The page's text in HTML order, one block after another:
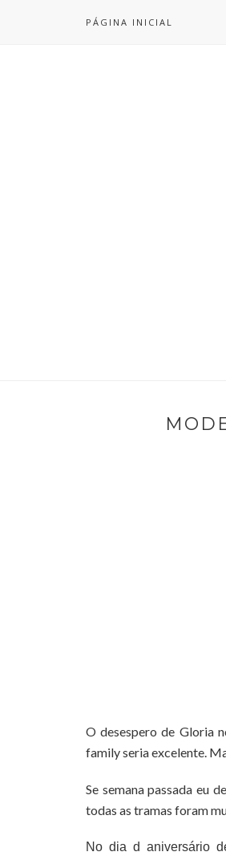
PÁGINA INICIAL
O desespero de Gloria
family seria excelente.
Se semana passada eu
todas as tramas foram
No dia d aniversário